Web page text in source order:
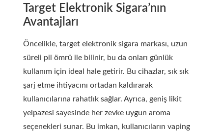
Target Elektronik Sigara’nın
Avantajları
Öncelikle, target elektronik sigara markası, uzun
süreli pil ömrü ile bilinir, bu da onları günlük
kullanım için ideal hale getirir. Bu cihazlar, sık sık
şarj etme ihtiyacını ortadan kaldırarak
kullanıcılarına rahatlık sağlar. Ayrıca, geniş likit
yelpazesi sayesinde her zevke uygun aroma
seçenekleri sunar. Bu imkan, kullanıcıların vaping